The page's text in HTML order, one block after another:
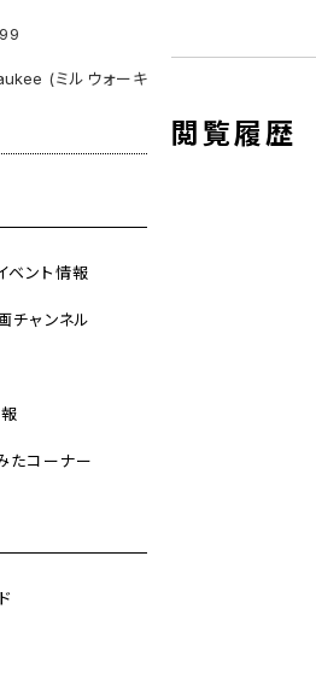
(ミルウォーキ
ベント情報
チャンネル
たコーナー
閲覧履歴